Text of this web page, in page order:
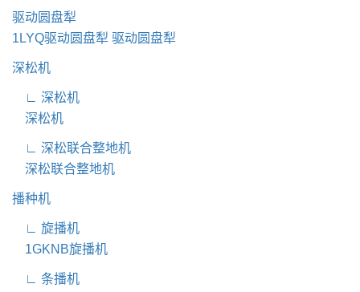
驱动圆盘犁
1LYQ驱动圆盘犁 驱动圆盘犁
深松机
∟ 深松机
深松机
∟ 深松联合整地机
深松联合整地机
播种机
∟ 旋播机
1GKNB旋播机
∟ 条播机